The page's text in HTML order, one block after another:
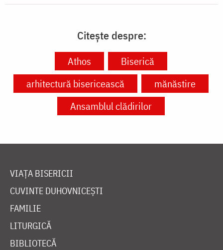
Citește despre:
Athos
Biserică
arhitectură bisericească
mănăstire
Ansamblul clădirilor
VIAȚA BISERICII
CUVINTE DUHOVNICEȘTI
FAMILIE
LITURGICĂ
BIBLIOTECĂ